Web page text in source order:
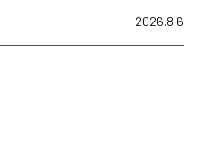
2026.8.6